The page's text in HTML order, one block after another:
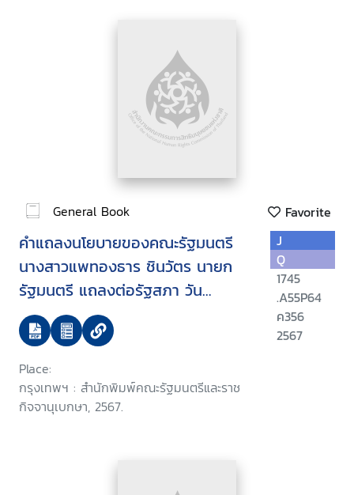
General Book Favorite
คำแถลงนโยบายของคณะรัฐมนตรี
นางสาวแพทองธาร ชินวัตร นายก
รัฐมนตรี แถลงต่อรัฐสภา วัน
พฤหัสบดีที่ 12 กันยายน 2567
Place:
กรุงเทพฯ : สำนักพิมพ์คณะรัฐมนตรีและราช
กิจจานุเบกษา, 2567.
J
Q
1745
.A55P64
ค356
2567